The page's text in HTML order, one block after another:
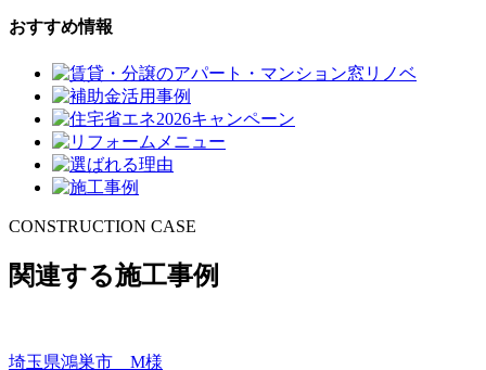
おすすめ情報
CONSTRUCTION CASE
関連する施工事例
埼玉県鴻巣市 M様